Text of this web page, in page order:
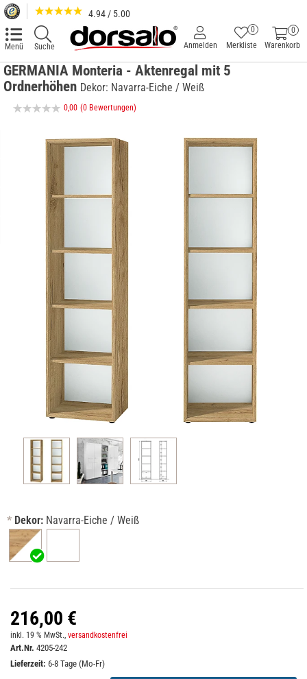
4.94 / 5.00
Menü Suche
0
Warenkorb
Merkliste
0
Anmelden
GERMANIA Monteria - Aktenregal mit 5
Ordnerhöhen Dekor: Navarra-Eiche / Weiß
0,00 (0 Bewertungen)
* Dekor: Navarra-Eiche / Weiß
216,00 €
inkl. 19 % MwSt., versandkostenfrei
Art.Nr. 4205-242
Lieferzeit: 6-8 Tage (Mo-Fr)